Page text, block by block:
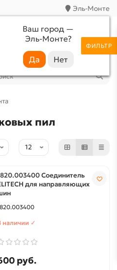
ФИЛЬТР
Эль-Монте
Ваш город —
Эль-Монте?
+7 (988) 233-44-52
пил
Соединитель
для направляющих
наличии ✓
руб.